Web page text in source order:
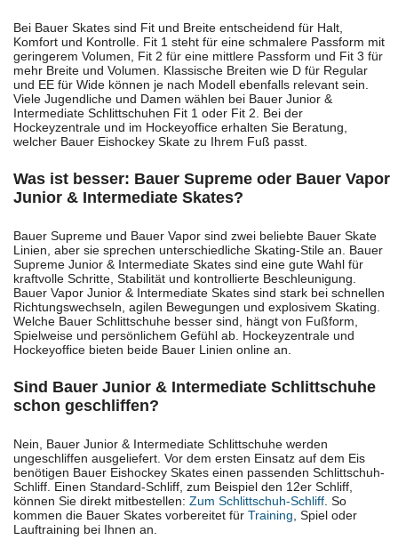
Bei Bauer Skates sind Fit und Breite entscheidend für Halt,
Komfort und Kontrolle. Fit 1 steht für eine schmalere Passform mit
geringerem Volumen, Fit 2 für eine mittlere Passform und Fit 3 für
mehr Breite und Volumen. Klassische Breiten wie D für Regular
und EE für Wide können je nach Modell ebenfalls relevant sein.
Viele Jugendliche und Damen wählen bei Bauer Junior &
Intermediate Schlittschuhen Fit 1 oder Fit 2. Bei der
Hockeyzentrale und im Hockeyoffice erhalten Sie Beratung,
welcher Bauer Eishockey Skate zu Ihrem Fuß passt.
Was ist besser: Bauer Supreme oder Bauer Vapor
Junior & Intermediate Skates?
Bauer Supreme und Bauer Vapor sind zwei beliebte Bauer Skate
Linien, aber sie sprechen unterschiedliche Skating-Stile an. Bauer
Supreme Junior & Intermediate Skates sind eine gute Wahl für
kraftvolle Schritte, Stabilität und kontrollierte Beschleunigung.
Bauer Vapor Junior & Intermediate Skates sind stark bei schnellen
Richtungswechseln, agilen Bewegungen und explosivem Skating.
Welche Bauer Schlittschuhe besser sind, hängt von Fußform,
Spielweise und persönlichem Gefühl ab. Hockeyzentrale und
Hockeyoffice bieten beide Bauer Linien online an.
Sind Bauer Junior & Intermediate Schlittschuhe
schon geschliffen?
Nein, Bauer Junior & Intermediate Schlittschuhe werden
ungeschliffen ausgeliefert. Vor dem ersten Einsatz auf dem Eis
benötigen Bauer Eishockey Skates einen passenden Schlittschuh-
Schliff. Einen Standard-Schliff, zum Beispiel den 12er Schliff,
können Sie direkt mitbestellen: Zum Schlittschuh-Schliff . So
kommen die Bauer Skates vorbereitet für Training , Spiel oder
Lauftraining bei Ihnen an.